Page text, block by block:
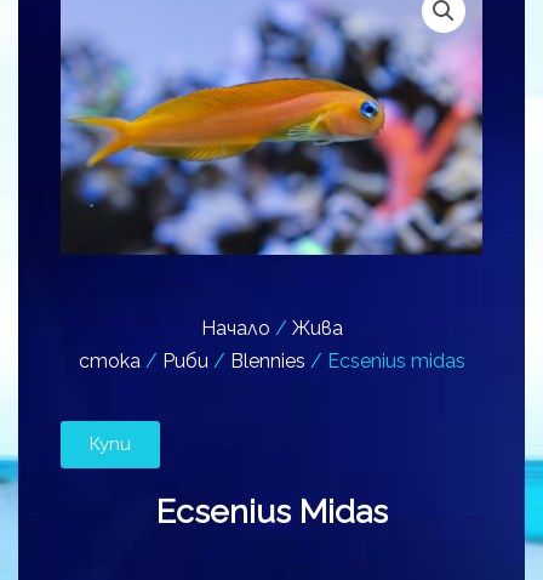
Начало / Жива
стока/ Риби/ Blennies / Ecsenius midas
Купи
Ecsenius Midas